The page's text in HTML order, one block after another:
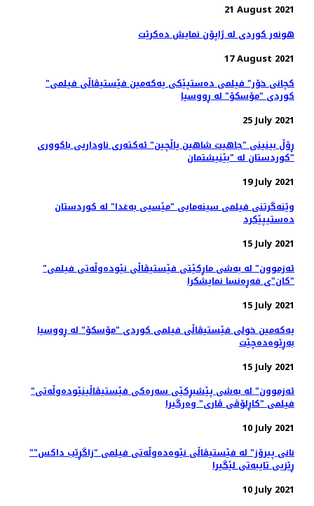
21 August 2021
هونەر کوردی لە ژاپۆن نمایش دەکرێت
17 August 2021
"کچانی خۆر" فیلمی ده‌ستپێکی یه‌که‌‌مین فێستیڤاڵی فیلمی
کوردی "مۆسکۆ" لە ڕووسیا
25 July 2021
ڕۆڵ بینینی "جاهیت شاهین یاڵچین" ئەکتەری ناوداریی باکووری
کوردستان لە "بێنیشتمان"
19 July 2021
وێنەگرتنی فیلمی سینەمایی "مێسیی بەغدا" لە کوردستان
دەستیپێکرد
15 July 2021
"ئەزموون" لە به‌شی ماڕکێتی فێستیڤاڵی نێوده‌وڵه‌تی فیلمی
"کان"ی فه‌ڕه‌نسا نمایشکرا
15 July 2021
یەکەمین خولی فێستیڤاڵی فیلمی کوردی "مۆسکۆ" لە ڕووسیا
بەڕێوەدەچێت
15 July 2021
"ئەزموون" لە به‌شی پێشبڕکێی سه‌ره‌کی فێستیڤاڵینێوده‌وڵه‌تی
فیلمی "کاڕلۆڤی ڤاری" وه‌رگیرا
10 July 2021
"نانی پیرۆز" لە فێستیڤاڵی نێوەدەوڵەتی فیلمی "زاگڕێب داکس"
ڕێزیی تایبەتی لێگیرا
10 July 2021